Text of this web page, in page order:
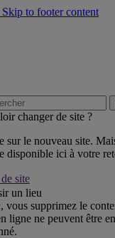
Skip to footer content
changer de site ?
sur le nouveau site.
disponible ici à votre
site
un lieu
vous supprimez le
ligne ne peuvent être